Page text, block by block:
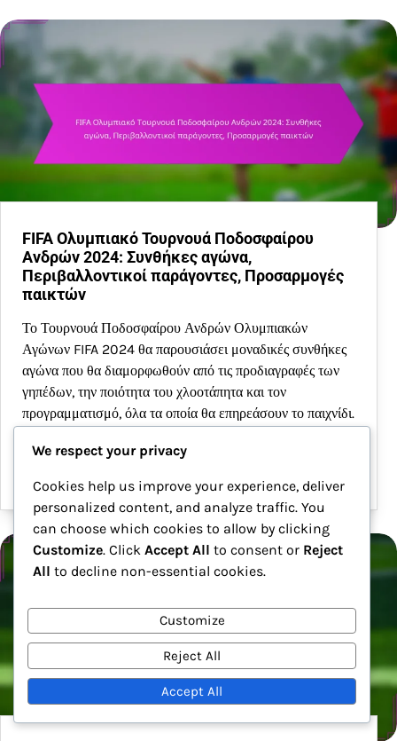
FIFA Ολυμπιακό Τουρνουά Ποδοσφαίρου
Ανδρών 2024: Συνθήκες αγώνα,
Περιβαλλοντικοί παράγοντες, Προσαρμογές
παικτών
Το Τουρνουά Ποδοσφαίρου Ανδρών Ολυμπιακών
Αγώνων FIFA 2024 θα παρουσιάσει μοναδικές συνθήκες
αγώνα που θα διαμορφωθούν από τις προδιαγραφές των
γηπέδων, την ποιότητα του χλοοτάπητα και τον
προγραμματισμό, όλα τα οποία θα επηρεάσουν το παιχνίδι.
03/02/2026
We respect your privacy
Cookies help us improve your experience, deliver
personalized content, and analyze traffic. You
can choose which cookies to allow by clicking
Customize. Click Accept All to consent or Reject
All to decline non-essential cookies.
Customize
Reject All
Accept All